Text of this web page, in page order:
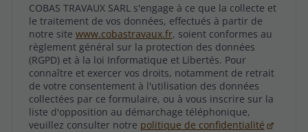
COBAS TRAVAUX SARL s'engage à ce que la collecte et
le traitement de vos données, effectués à partir de
notre site www.cobastravaux.fr, soient conformes au
règlement général sur la protection des données
(RGPD) et à la loi Informatique et Libertés. Pour
connaître et exercer vos droits, notamment de retrait
de votre consentement à l'utilisation des données
collectées par ce formulaire, ou à vous inscrire sur la
liste d'opposition au démarchage téléphonique,
veuillez consulter notre politique de confidentialité